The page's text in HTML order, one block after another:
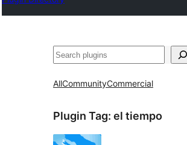
ရှာ
AllCommunityCommercial
Plugin Tag: el tiempo